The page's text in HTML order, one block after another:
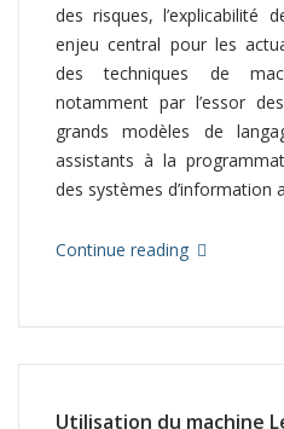
des risques, l’explicabilité
enjeu central pour les
des techniques de
notamment par l’essor
grands modèles de
assistants à la
des systèmes d’information
Continue reading
Utilisation du machine